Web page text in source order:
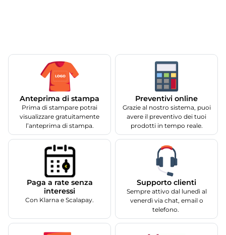
Anteprima di stampa
Prima di stampare potrai
visualizzare gratuitamente
l’anteprima di stampa.
Preventivi online
Grazie al nostro sistema, puoi
avere il preventivo dei tuoi
prodotti in tempo reale.
Paga a rate senza
interessi
Con Klarna e Scalapay.
Supporto clienti
Sempre attivo dal lunedì al
venerdì via chat, email o
telefono.